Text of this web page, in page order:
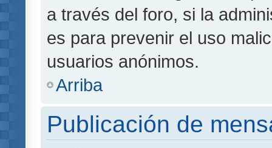
a través del foro, si la
es para prevenir el uso
usuarios anónimos.
Arriba
Publicación de